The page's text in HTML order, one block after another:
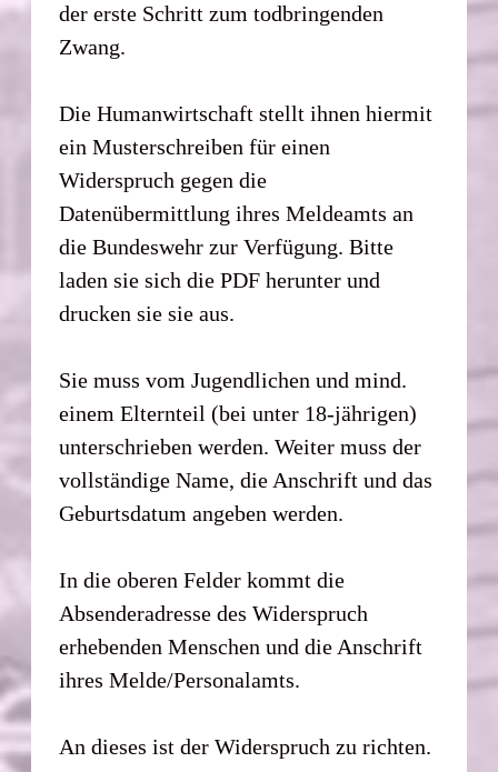
der erste Schritt zum todbringenden
Zwang.
Die Humanwirtschaft stellt ihnen hiermit
ein Musterschreiben für einen
Widerspruch gegen die
Datenübermittlung ihres Meldeamts an
die Bundeswehr zur Verfügung. Bitte
laden sie sich die PDF herunter und
drucken sie sie aus.
Sie muss vom Jugendlichen und mind.
einem Elternteil (bei unter 18-jährigen)
unterschrieben werden. Weiter muss der
vollständige Name, die Anschrift und das
Geburtsdatum angeben werden.
In die oberen Felder kommt die
Absenderadresse des Widerspruch
erhebenden Menschen und die Anschrift
ihres Melde/Personalamts.
An dieses ist der Widerspruch zu richten.